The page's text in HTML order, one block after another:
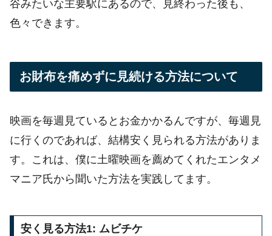
谷みたいな主要駅にあるので、見終わった後も、
色々できます。
お財布を痛めずに見続ける方法について
映画を毎週見ているとお金かかるんですが、毎週見
に行くのであれば、結構安く見られる方法がありま
す。これは、僕に土曜映画を薦めてくれたエンタメ
マニア氏から聞いた方法を実践してます。
安く見る方法1: ムビチケ